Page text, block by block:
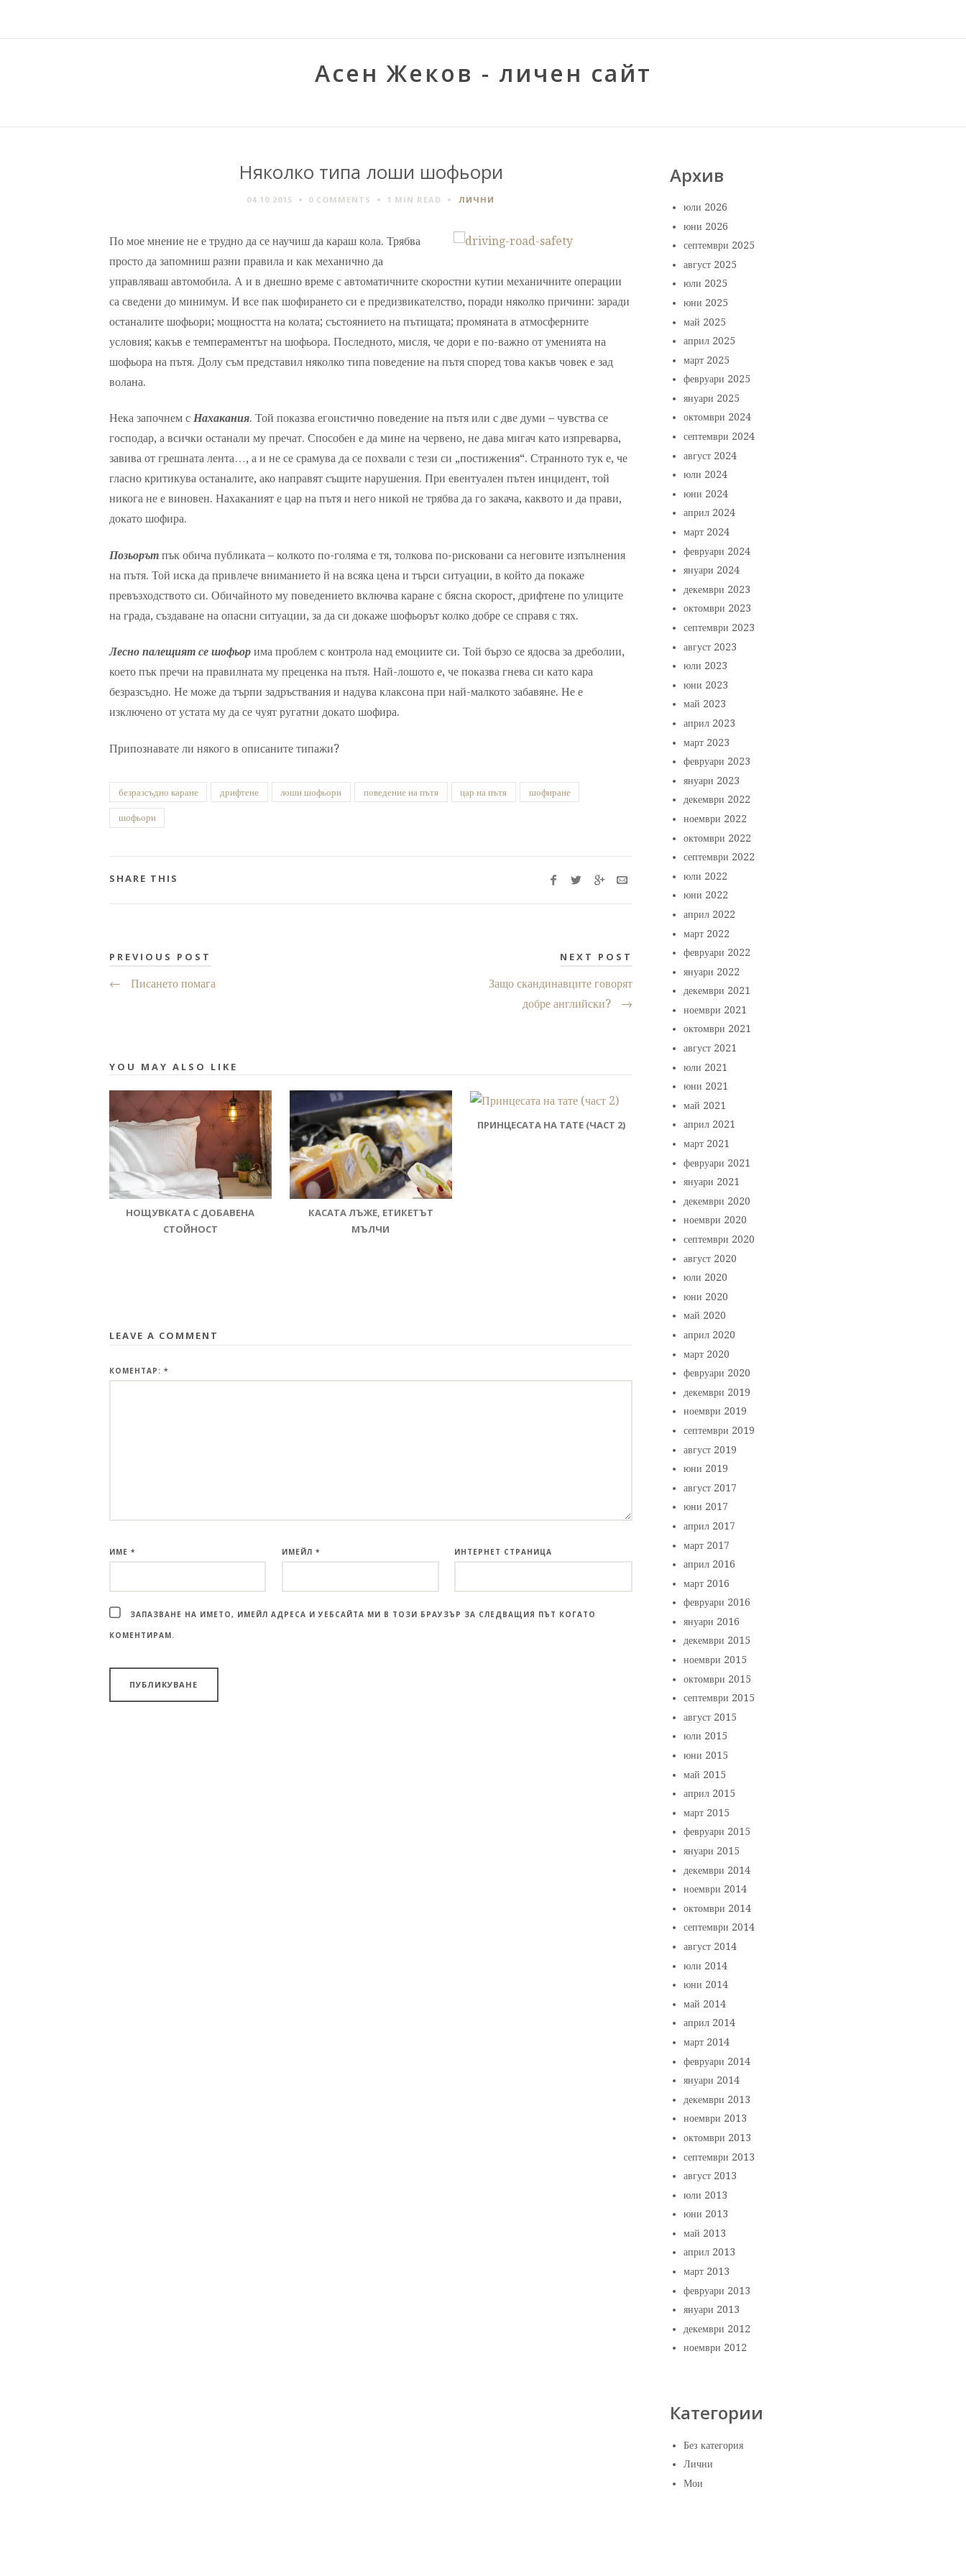
Асен Жеков - личен сайт
Няколко типа лоши шофьори
04.10.2015 0 COMMENTS 1 MIN READ ЛИЧНИ
По мое мнение не е трудно да се научиш да караш кола. Трябва
просто да запомниш разни правила и как механично да
управляваш автомобила. А и в днешно време с автоматичните скоростни кутии механичните операции
са сведени до минимум. И все пак шофирането си е предизвикателство, поради няколко причини: заради
останалите шофьори; мощността на колата; състоянието на пътищата; промяната в атмосферните
условия; какъв е темпераментът на шофьора. Последното, мисля, че дори е по-важно от уменията на
шофьора на пътя. Долу съм представил няколко типа поведение на пътя според това какъв човек е зад
волана.
Нека започнем с Нахакания. Той показва егоистично поведение на пътя или с две думи – чувства се
господар, а всички останали му пречат. Способен е да мине на червено, не дава мигач като изпреварва,
завива от грешната лента…, а и не се срамува да се похвали с тези си „постижения“. Странното тук е, че
гласно критикува останалите, ако направят същите нарушения. При евентуален пътен инцидент, той
никога не е виновен. Нахаканият е цар на пътя и него никой не трябва да го закача, каквото и да прави,
докато шофира.
Позьорът пък обича публиката – колкото по-голяма е тя, толкова по-рисковани са неговите изпълнения
на пътя. Той иска да привлече вниманието й на всяка цена и търси ситуации, в който да покаже
превъзходството си. Обичайното му поведението включва каране с бясна скорост, дрифтене по улиците
на града, създаване на опасни ситуации, за да си докаже шофьорът колко добре се справя с тях.
Лесно палещият се шофьор има проблем с контрола над емоциите си. Той бързо се ядосва за дреболии,
което пък пречи на правилната му преценка на пътя. Най-лошото е, че показва гнева си като кара
безразсъдно. Не може да търпи задръствания и надува клаксона при най-малкото забавяне. Не е
изключено от устата му да се чуят ругатни докато шофира.
Припознавате ли някого в описаните типажи?
безразсъдно каране дрифтене лоши шофьори поведение на пътя цар на пътя шофиране
шофьори
SHARE THIS
PREVIOUS POST
← Писането помага
NEXT POST
Защо скандинавците говорят
добре английски?
→
YOU MAY ALSO LIKE
НОЩУВКАТА С ДОБАВЕНА
СТОЙНОСТ
КАСАТА ЛЪЖЕ, ЕТИКЕТЪТ
МЪЛЧИ
ПРИНЦЕСАТА НА ТАТЕ (ЧАСТ 2)
LEAVE A COMMENT
КОМЕНТАР: *
ИМЕ * ИМЕЙЛ* ИНТЕРНЕТ СТРАНИЦА
ЗАПАЗВАНЕ НА ИМЕТО, ИМЕЙЛ АДРЕСА И УЕБСАЙТА МИ В ТОЗИ БРАУЗЪР ЗА СЛЕДВАЩИЯ ПЪТ КОГАТО
КОМЕНТИРАМ.
Архив
юли 2026
юни 2026
септември 2025
август 2025
юли 2025
юни 2025
май 2025
април 2025
март 2025
февруари 2025
януари 2025
октомври 2024
септември 2024
август 2024
юли 2024
юни 2024
април 2024
март 2024
февруари 2024
януари 2024
декември 2023
октомври 2023
септември 2023
август 2023
юли 2023
юни 2023
май 2023
април 2023
март 2023
февруари 2023
януари 2023
декември 2022
ноември 2022
октомври 2022
септември 2022
юли 2022
юни 2022
април 2022
март 2022
февруари 2022
януари 2022
декември 2021
ноември 2021
октомври 2021
август 2021
юли 2021
юни 2021
май 2021
април 2021
март 2021
февруари 2021
януари 2021
декември 2020
ноември 2020
септември 2020
август 2020
юли 2020
юни 2020
май 2020
април 2020
март 2020
февруари 2020
декември 2019
ноември 2019
септември 2019
август 2019
юни 2019
август 2017
юни 2017
април 2017
март 2017
април 2016
март 2016
февруари 2016
януари 2016
декември 2015
ноември 2015
октомври 2015
септември 2015
август 2015
юли 2015
юни 2015
май 2015
април 2015
март 2015
февруари 2015
януари 2015
декември 2014
ноември 2014
октомври 2014
септември 2014
август 2014
юли 2014
юни 2014
май 2014
април 2014
март 2014
февруари 2014
януари 2014
декември 2013
ноември 2013
октомври 2013
септември 2013
август 2013
юли 2013
юни 2013
май 2013
април 2013
март 2013
февруари 2013
януари 2013
декември 2012
ноември 2012
Категории
Без категория
Лични
Мои